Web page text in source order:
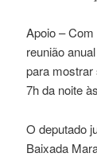
Apoio –
reunião
para mostrar
7h da noite
O deputado
Baixada